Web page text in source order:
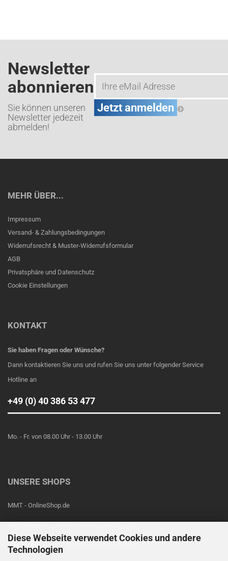
Diese Webseite verwendet Cookies und andere
Technologien
Newsletter
abonnieren
Sie können unseren
Newsletter jedezeit
abmelden!
MEHR ÜBER...
Impressum
Versand- & Zahlungsbedingungen
Widerrufsrecht & Muster-Widerrufsformular
AGB
Privatsphäre und Datenschutz
Cookie Einstellungen
KONTAKT
Sie haben Fragen oder Wünsche?
Dann kontaktieren Sie uns und rufen Sie uns unter folgender Service
Hotline an
+49 (0) 40 386 53 477
Mo. - Fr. von 08.00 Uhr - 13.00 Uhr
UNSERE SHOPS
MMT - OnlineShop.de
http://www.amazon.de/mmt-industryproducts